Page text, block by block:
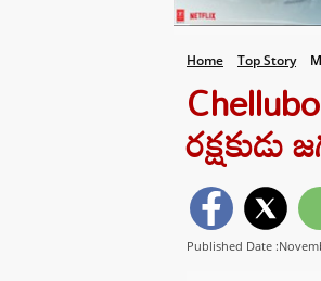
Home Top Story
రక్షకుడు
Published Date